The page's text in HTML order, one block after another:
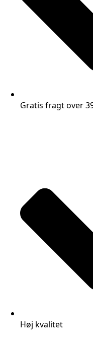
Gratis fragt over
Høj kvalitet